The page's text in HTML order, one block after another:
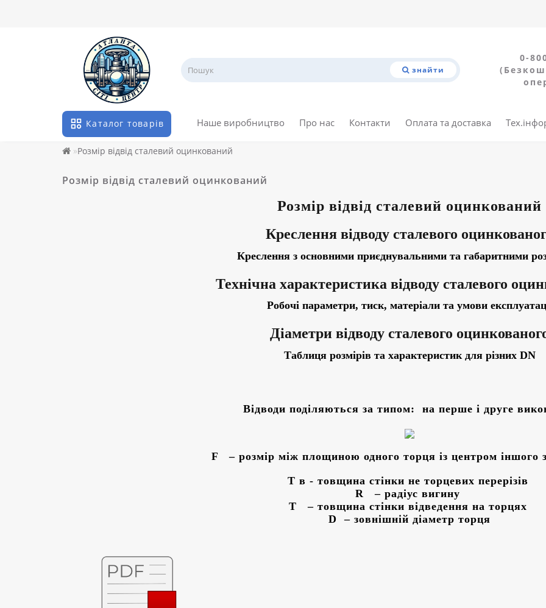
знайти
0-
Каталог товарів Наше виробництво Про нас Контакти Оплата та доставка
Розмір відвід сталевий оцинкований
Розмір відвід сталевий оцинкований
Розмір відвід сталевий оцинкований
Креслення відводу сталевого
Креслення з основними приєднувальними та габаритними
Технічна характеристика відводу сталевого
Робочі параметри, тиск, матеріали та умови
Діаметри відводу сталевого
Таблиця розмірів та характеристик для різних DN
Відводи поділяються за типом: на перше і друге
F – розмір між площиною одного торця із центром іншого
Т в - товщина стінки не торцевих перерізів
R – радіус вигину
Т – товщина стінки відведення на торцях
D – зовнішній діаметр торця